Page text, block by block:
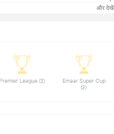
और देखें
Emaar Super Cup
(2)